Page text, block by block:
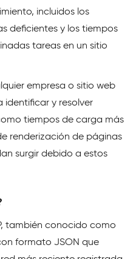
incluidos los
deficientes y los tiempos
tareas en un sitio
empresa o sitio web
identificar y resolver
tiempos de carga más
renderización de páginas
surgir debido a estos
también conocido como
formato JSON que